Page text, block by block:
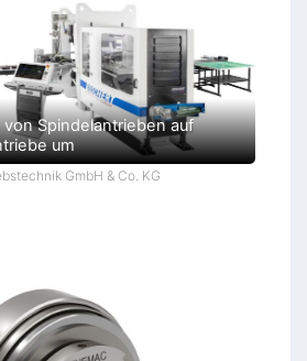
Spindelantrieben auf
um
GmbH & Co. KG